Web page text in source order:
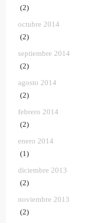
(2)
octubre 2014
(2)
septiembre 2014
(2)
agosto 2014
(2)
febrero 2014
(2)
enero 2014
(1)
diciembre 2013
(2)
noviembre 2013
(2)